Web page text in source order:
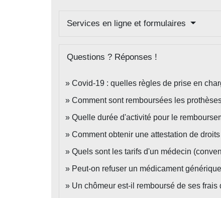
Services en ligne et formulaires
Questions ? Réponses !
Covid-19 : quelles règles de prise en
Comment sont remboursées les
Quelle durée d'activité pour le
Comment obtenir une attestation de
Quels sont les tarifs d'un médecin
Peut-on refuser un médicament
Un chômeur est-il remboursé de ses